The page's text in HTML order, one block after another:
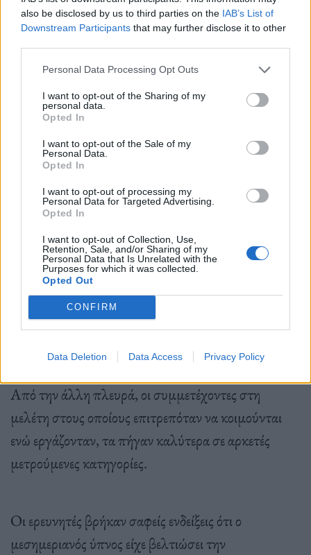
also be disclosed by us to third parties on the IAB’s List of
Downstream Participants that may further disclose it to other
Personal Data Processing Opt Outs
I want to opt-out of the Sharing of my
personal data.
Opted In
I want to opt-out of the Sale of my
Personal Data.
Opted In
I want to opt-out of processing my
Personal Data for Targeted Advertising.
Opted In
I want to opt-out of Collection, Use,
Retention, Sale, and/or Sharing of my
Personal Data that Is Unrelated with the
Purposes for which it was collected.
Opted Out
CONFIRM
Data Deletion Data Access Privacy Policy
«Έχουν εξαιρετικά λίγες περιόδους που βιώνουν
αυτό που ονομάζεται “αναζωογονητικό όφελος” του
βαθύ ύπνου. Η ποσότητα του ύπνου αυξήθηκε λόγω
των παρεμβάσεων μας, επειδή περνούσαν
περισσότερο χρόνο στο κρεβάτι, αλλά η ποιότητα
του ύπνου τους παρέμεινε αμετάβλητη»
Schilbach.
Αυτός θα μπορούσε να είναι ο λόγος για τον οποίο,
σε ένα ευρύ φάσμα μετρήσεων, οι άνθρωποι στη
μελέτη δεν βίωσαν θετικές αλλαγές μετά τον
περισσότερο ύπνο. Πράγματι, όπως σημειώνει ο
Schilbach,«Βρήκαμε μία αρνητική επίδραση. Αν
περνάτε περισσότερο χρόνο στο κρεβάτι, τότε έχετε
λιγότερο χρόνο για άλλα πράγματα στη ζωή σας».
Από την άλλη πλευρά, οι συμμετέχοντες στη
μελέτη στους οποίους επιτρεπόταν να κοιμούνται
ενώ εργάζονταν, τα πήγαν καλύτερα σε αρκετές
μετρούμενες κατηγορίες.
Οι ερευνητές βρήκαν σαφείς ενδείξεις ότι ο
μεσημεριανός ύπνος είχε βελτιώσει την